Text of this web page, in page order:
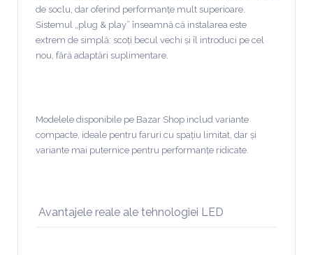
de soclu, dar oferind performanțe mult superioare.
Sistemul „plug & play” înseamnă că instalarea este
extrem de simplă: scoți becul vechi și îl introduci pe cel
nou, fără adaptări suplimentare.
Modelele disponibile pe Bazar Shop includ variante
compacte, ideale pentru faruri cu spațiu limitat, dar și
variante mai puternice pentru performanțe ridicate.
Avantajele reale ale tehnologiei LED